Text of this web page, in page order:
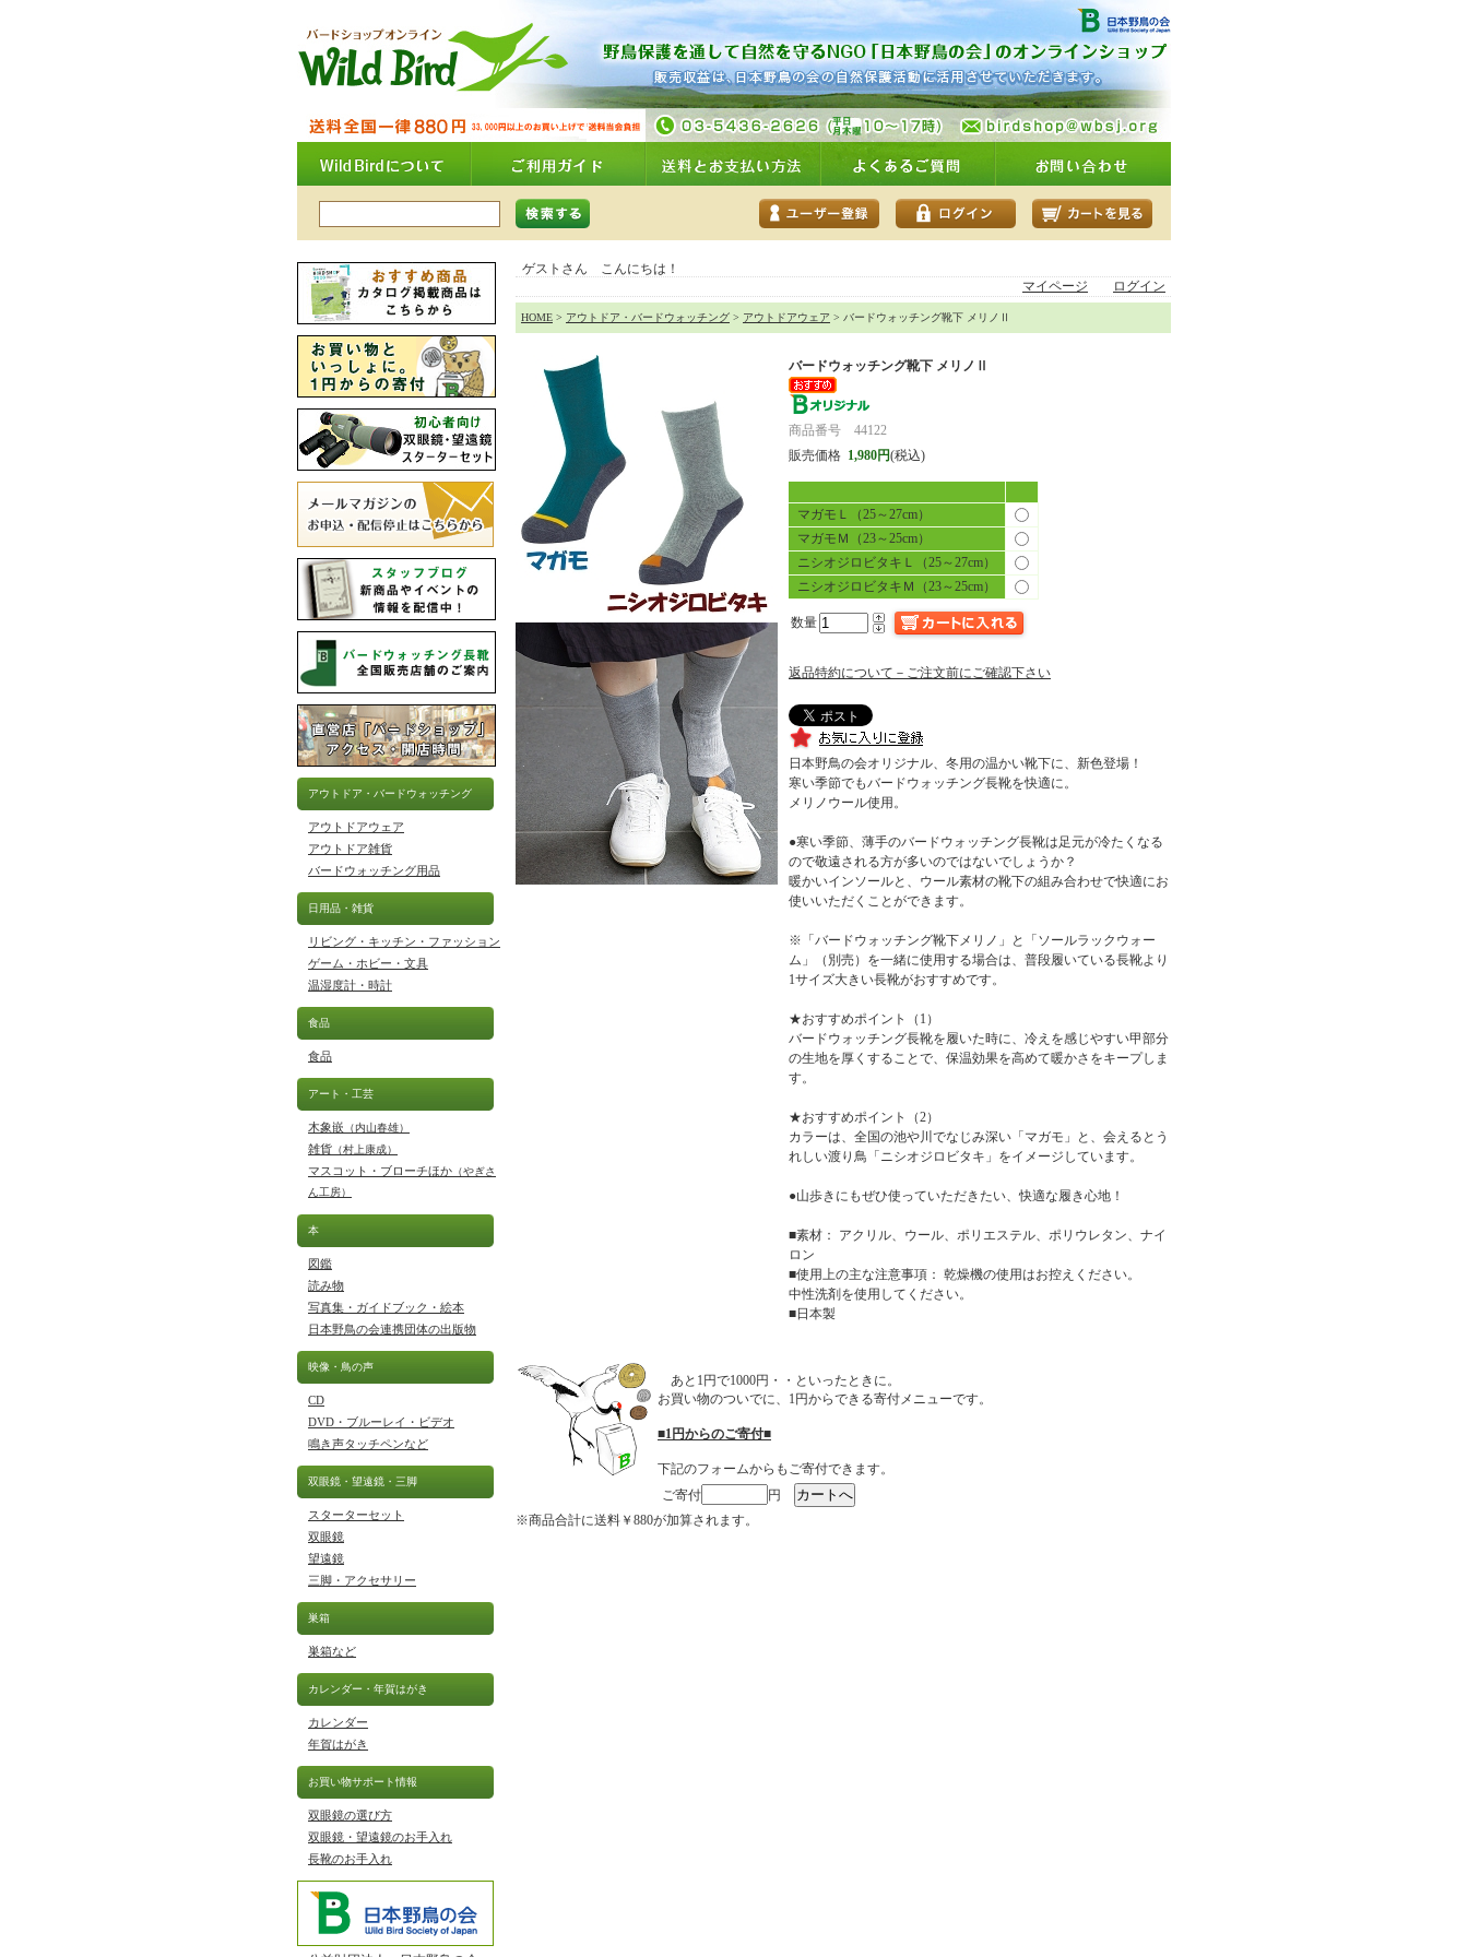
アウトドア・バードウォッチング
アウトドアウェア
アウトドア雑貨
バードウォッチング用品
日用品・雑貨
リビング・キッチン・ファッション
ゲーム・ホビー・文具
温湿度計・時計
食品
食品
アート・工芸
木象嵌 （内山春雄）
雑貨 （村上康成）
マスコット・ブローチほか （やぎさ
ん工房）
本
図鑑
読み物
写真集・ガイドブック・絵本
日本野鳥の会連携団体の出版物
映像・鳥の声
CD
DVD・ブルーレイ・ビデオ
鳴き声タッチペンなど
双眼鏡・望遠鏡・三脚
スターターセット
双眼鏡
望遠鏡
三脚・アクセサリー
巣箱
巣箱など
カレンダー・年賀はがき
カレンダー
年賀はがき
お買い物サポート情報
双眼鏡の選び方
双眼鏡・望遠鏡のお手入れ
長靴のお手入れ
ゲストさん こんにちは！
マイページ
ログイン
HOME > アウトドア・バードウォッチング > アウトドアウェア > バードウォッチング靴下 メリノⅡ
バードウォッチング靴下 メリノⅡ
商品番号 44122
販売価格 1,980円(税込)
マガモＬ（25～27cm）
マガモＭ（23～25cm）
ニシオジロビタキＬ（25～27cm）
ニシオジロビタキＭ（23～25cm）
数量
返品特約について－ご注文前にご確認下さい
日本野鳥の会オリジナル、冬用の温かい靴下に、新色登場！
寒い季節でもバードウォッチング長靴を快適に。
メリノウール使用。
●寒い季節、薄手のバードウォッチング長靴は足元が冷たくなる
ので敬遠される方が多いのではないでしょうか？
暖かいインソールと、ウール素材の靴下の組み合わせで快適にお
使いいただくことができます。
※「バードウォッチング靴下メリノ」と「ソールラックウォー
ム」（別売）を一緒に使用する場合は、普段履いている長靴より
1サイズ大きい長靴がおすすめです。
★おすすめポイント（1）
バードウォッチング長靴を履いた時に、冷えを感じやすい甲部分
の生地を厚くすることで、保温効果を高めて暖かさをキープしま
す。
★おすすめポイント（2）
カラーは、全国の池や川でなじみ深い「マガモ」と、会えるとう
れしい渡り鳥「ニシオジロビタキ」をイメージしています。
●山歩きにもぜひ使っていただきたい、快適な履き心地！
■素材： アクリル、ウール、ポリエステル、ポリウレタン、ナイ
ロン
■使用上の主な注意事項： 乾燥機の使用はお控えください。
中性洗剤を使用してください。
■日本製
あと1円で1000円・・といったときに。
お買い物のついでに、1円からできる寄付メニューです。
■1円からのご寄付■
下記のフォームからもご寄付できます。
ご寄付
円
※商品合計に送料￥880が加算されます。